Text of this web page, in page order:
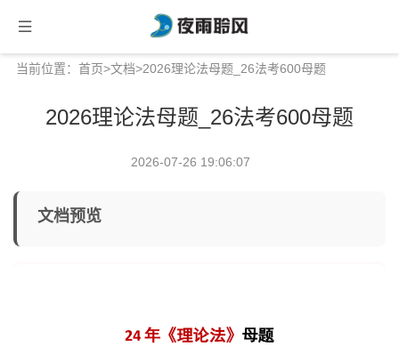
当前位置： 首页>文档>2026理论法母题_26法考600母题
2026理论法母题_26法考600母题
2026-07-26 19:06:07
文档预览